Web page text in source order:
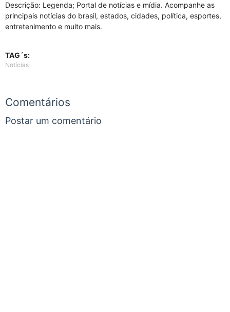
Descrição: Legenda; Portal de notícias e mídia. Acompanhe as
principais notícias do brasil, estados, cidades, política, esportes,
entretenimento e muito mais.
TAG´s:
Notícias
Comentários
Postar um comentário